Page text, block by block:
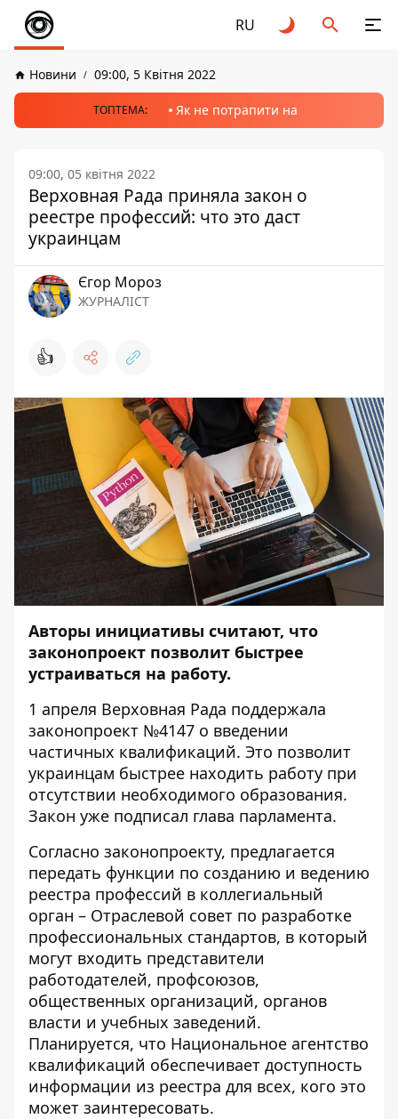
RU
Новини 09:00, 5 Квітня 2022
ТОПТЕМА: Як не потрапити на
09:00, 05 квітня 2022
Верховная Рада приняла закон о
реестре профессий: что это даст
украинцам
Єгор Мороз
ЖУРНАЛІСТ
👍
Авторы инициативы считают, что
законопроект позволит быстрее
устраиваться на работу.
1 апреля Верховная Рада поддержала
законопроект №4147 о введении
частичных квалификаций. Это позволит
украинцам быстрее находить работу при
отсутствии необходимого образования.
Закон уже подписал глава парламента.
Согласно законопроекту, предлагается
передать функции по созданию и ведению
реестра профессий в коллегиальный
орган – Отраслевой совет по разработке
профессиональных стандартов, в который
могут входить представители
работодателей, профсоюзов,
общественных организаций, органов
власти и учебных заведений.
Планируется, что Национальное агентство
квалификаций обеспечивает доступность
информации из реестра для всех, кого это
может заинтересовать.